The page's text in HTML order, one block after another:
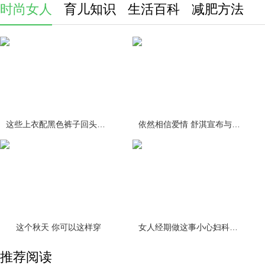
时尚女人 育儿知识 生活百科 减肥方法
这个秋天 你可以这样穿
推荐阅读